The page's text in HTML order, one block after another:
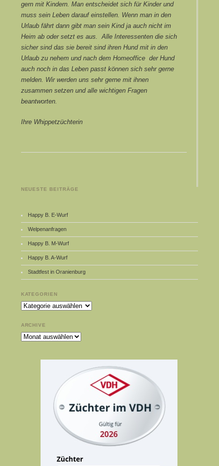
gern mit Kindern. Man entscheidet sich für Kinder und
muss sein Leben darauf einstellen. Wenn man in den
Urlaub fährt dann gibt man sein Kind ja auch nicht im
Heim ab oder setzt es aus. Alle Interessenten die sich
sicher sind das sie bereit sind ihren Hund mit in den
Urlaub zu nehem und nach dem Homeoffice der Hund
auch noch in das Leben passt können sich sehr gerne
melden. Wir werden uns sehr gerne mit ihnen
zusammen setzen und alle wichtigen Fragen
beantworten.
Ihre Whippetzüchterin
NEUESTE BEITRÄGE
Happy B. E-Wurf
Welpenanfragen
Happy B. M-Wurf
Happy B. A-Wurf
Stadtfest in Oranienburg
KATEGORIEN
Kategorien
ARCHIVE
Archive